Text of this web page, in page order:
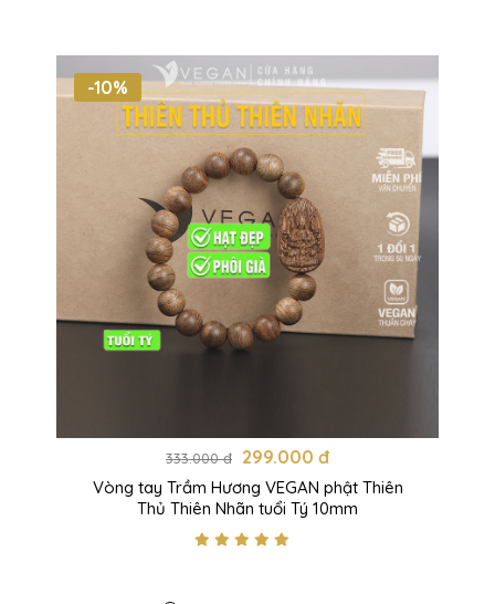
-10%
333.000 đ 299.000 đ
Vòng tay Trầm Hương VEGAN phật Thiên
Thủ Thiên Nhãn tuổi Tý 10mm